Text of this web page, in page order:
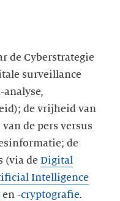
de Cyberstrategie
surveillance
de vrijheid van
de pers versus
de
(via de Digital
Intelligence
en -cryptografie.